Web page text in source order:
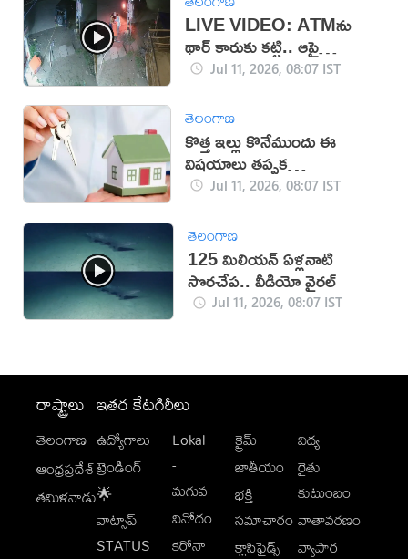
LIVE VIDEO: ATMను
థార్ కారుకు కట్టి.. ఆపై
దోచేశారు
Jul 11, 2026, 08:07 IST
తెలంగాణ
కొత్త ఇల్లు కొనేముందు ఈ
విషయాలు తప్పక
పరిశీలించండి!
Jul 11, 2026, 08:07 IST
తెలంగాణ
125 మిలియన్ ఏళ్లనాటి
సొరచేప.. వీడియో వైరల్
Jul 11, 2026, 08:07 IST
రాష్ట్రాలు
తెలంగాణ
ఆంధ్రప్రదేశ్
తమిళనాడు
ఇతర కేటగిరీలు
ఉద్యోగాలు
ట్రెండింగ్
🌟
వాట్సాప్
STATUS
Lokal
-
మగువ
వినోదం
కరోనా
క్రైమ్
జాతీయం
భక్తి
సమాచారం
క్లాసిఫైడ్స్
విద్య
రైతు
కుటుంబం
వాతావరణం
వ్యాపార